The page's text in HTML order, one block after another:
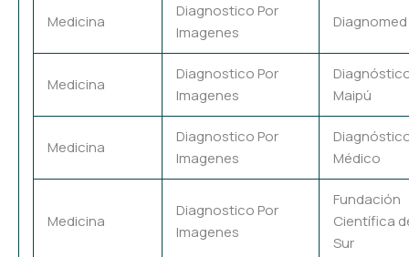
Medicina
Diagnostico Por
Imagenes
Diagnomed
Medicina
Diagnostico Por
Imagenes
Maipú
Medicina
Diagnostico Por
Imagenes
Médico
Medicina
Diagnostico Por
Imagenes
Fundación
Científica
Sur